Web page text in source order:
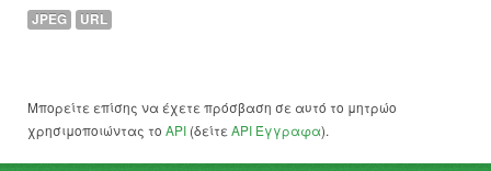
JPEG URL
Μπορείτε επίσης να έχετε πρόσβαση σε αυτό το μητρώο
χρησιμοποιώντας το API (δείτε API Έγγραφα).